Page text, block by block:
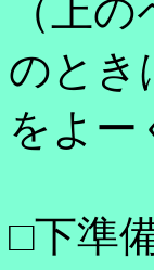
（上
のとき
をよー
□下準